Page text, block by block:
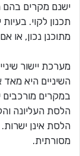
ישנם מקרים בהם
תכנון לקוי.
מתוכנן נכון, או
מערכת יישור
השיניים היא מאד
במקרים
הלסת העליונה
הלסת אינן
מסורתית.